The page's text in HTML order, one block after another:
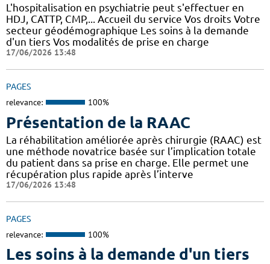
L'hospitalisation en psychiatrie peut s'effectuer en
HDJ, CATTP, CMP,... Accueil du service Vos droits Votre
secteur géodémographique Les soins à la demande
d'un tiers Vos modalités de prise en charge
17/06/2026 13:48
PAGES
relevance: 100%
Présentation de la RAAC
La réhabilitation améliorée après chirurgie (RAAC) est
une méthode novatrice basée sur l’implication totale
du patient dans sa prise en charge. Elle permet une
récupération plus rapide après l’interve
17/06/2026 13:48
PAGES
relevance: 100%
Les soins à la demande d'un tiers